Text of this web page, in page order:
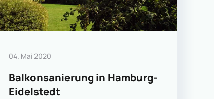
04. Mai 2020
Balkonsanierung in Hamburg-
Eidelstedt